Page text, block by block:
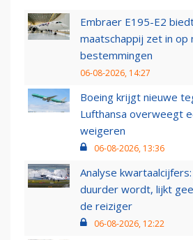
Embraer E195-E2
maatschappij zet in op
bestemmingen
06-08-2026, 14:27
Boeing krijgt nieuwe
Lufthansa overweegt
weigeren
06-08-2026, 13:36
Analyse
duurder wordt, lijkt
de reiziger
06-08-2026, 12:22